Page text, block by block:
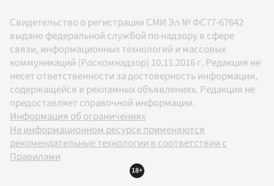
Свидетельство о регистрации СМИ Эл № ФС77-67642
выдано федеральной службой по надзору в сфере
связи, информационных технологий и массовых
коммуникаций (Роскомнадзор) 10.11.2016 г. Редакция не
несет ответственности за достоверность информации,
содержащейся в рекламных объявлениях. Редакция не
предоставляет справочной информации.
Информация об ограничениях
На информационном ресурсе применяются
рекомендательные технологии в соответствии с
Правилами
18+